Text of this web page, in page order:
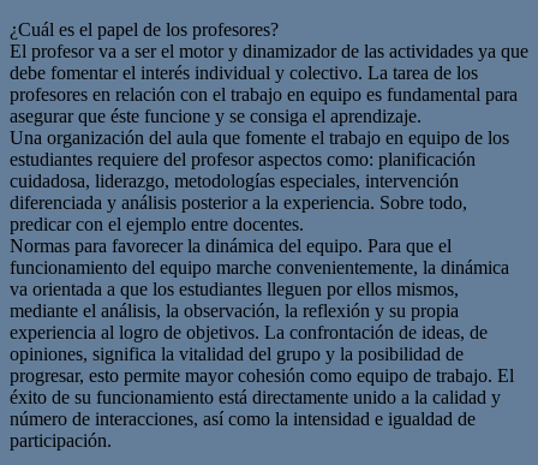
¿Cuál es el papel de los profesores?
El profesor va a ser el motor y dinamizador de las actividades ya que
debe fomentar el interés individual y colectivo. La tarea de los
profesores en relación con el trabajo en equipo es fundamental para
asegurar que éste funcione y se consiga el aprendizaje.
Una organización del aula que fomente el trabajo en equipo de los
estudiantes requiere del profesor aspectos como: planificación
cuidadosa, liderazgo, metodologías especiales, intervención
diferenciada y análisis posterior a la experiencia. Sobre todo,
predicar con el ejemplo entre docentes.
Normas para favorecer la dinámica del equipo. Para que el
funcionamiento del equipo marche convenientemente, la dinámica
va orientada a que los estudiantes lleguen por ellos mismos,
mediante el análisis, la observación, la reflexión y su propia
experiencia al logro de objetivos. La confrontación de ideas, de
opiniones, significa la vitalidad del grupo y la posibilidad de
progresar, esto permite mayor cohesión como equipo de trabajo. El
éxito de su funcionamiento está directamente unido a la calidad y
número de interacciones, así como la intensidad e igualdad de
participación.